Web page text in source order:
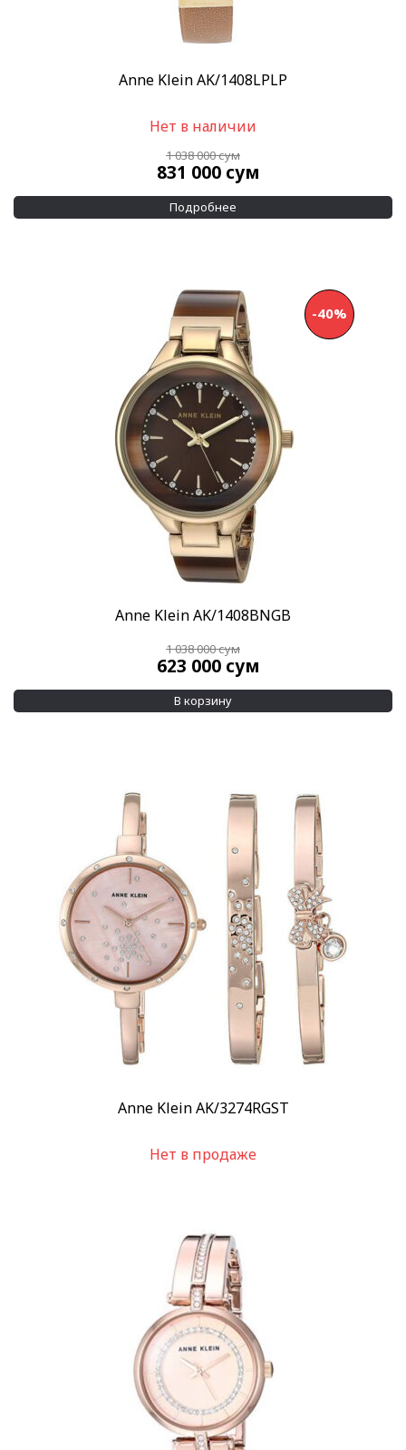
Anne Klein AK/1408LPLP
Нет в наличии
1 038 000сум
831 000 сум
Подробнее
Anne Klein AK/1408BNGB
-40%
1 038 000сум
623 000 сум
В корзину
Anne Klein AK/3274RGST
Нет в продаже